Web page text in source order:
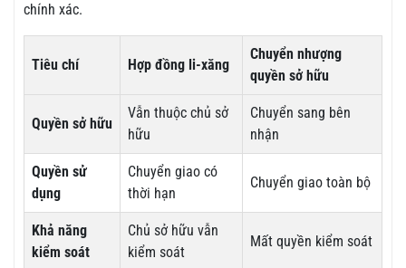
chính xác.
Tiêu chí Hợp đồng li-xăng
Chuyển nhượng
quyền sở hữu
Quyền sở hữu
Vẫn thuộc chủ sở
hữu
Chuyển sang bên
nhận
Quyền sử
dụng
Chuyển giao có
thời hạn
Chuyển giao toàn bộ
Khả năng
kiểm soát
Chủ sở hữu vẫn
kiểm soát
Mất quyền kiểm soát